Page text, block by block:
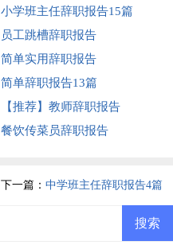
小学班主任辞职报告15篇
员工跳槽辞职报告
简单实用辞职报告
简单辞职报告13篇
【推荐】教师辞职报告
餐饮传菜员辞职报告
下一篇： 中学班主任辞职报告4篇